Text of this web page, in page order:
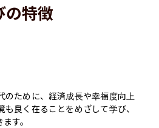
の特徴
のために、経済成長や幸福度向上
良く在ることをめざして学び、
す。